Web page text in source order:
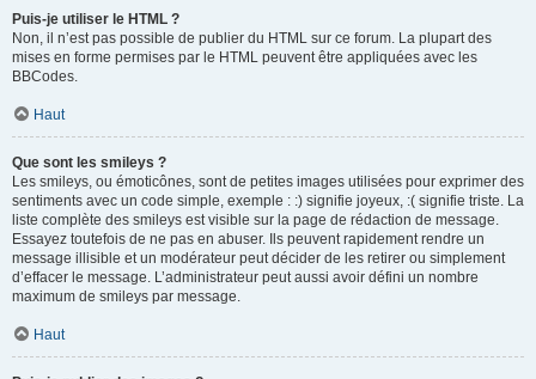
Puis-je utiliser le HTML ?
Non, il n’est pas possible de publier du HTML sur ce forum. La plupart des
mises en forme permises par le HTML peuvent être appliquées avec les
BBCodes.
Haut
Que sont les smileys ?
Les smileys, ou émoticônes, sont de petites images utilisées pour exprimer des
sentiments avec un code simple, exemple : :) signifie joyeux, :( signifie triste. La
liste complète des smileys est visible sur la page de rédaction de message.
Essayez toutefois de ne pas en abuser. Ils peuvent rapidement rendre un
message illisible et un modérateur peut décider de les retirer ou simplement
d’effacer le message. L’administrateur peut aussi avoir défini un nombre
maximum de smileys par message.
Haut